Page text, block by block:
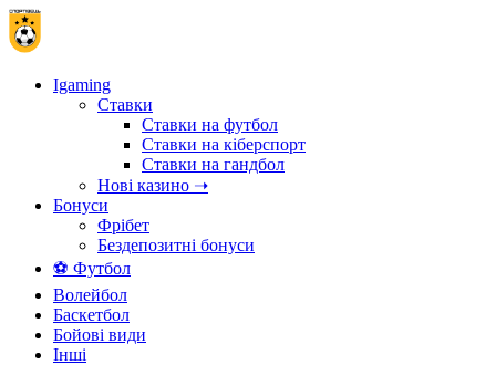
Igaming
Ставки
Ставки на футбол
Ставки на кіберспорт
Ставки на гандбол
Нові казино ➝
Бонуси
Фрібет
Бездепозитні бонуси
⚽ Футбол
Волейбол
Баскетбол
Бойові види
Інші